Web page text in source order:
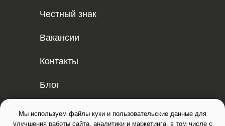
Мы используем файлы куки и пользовательские данные для
улучшения работы сайта, аналитики и маркетинга, в том числе с
Контакты
Вакансии
Честный знак
Написать в ТГ
Блог